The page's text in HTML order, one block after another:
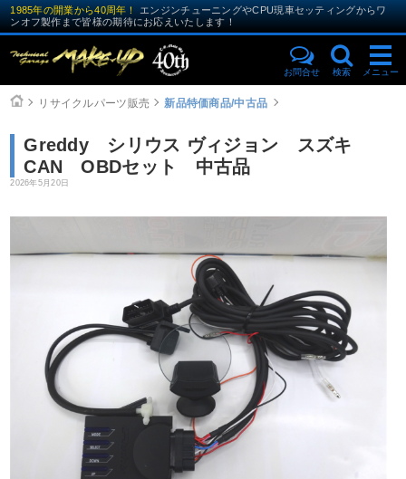
1985年の開業から40周年！
エンジンチューニングやCPU現車セッティングからワ
ンオフ製作まで皆様の期待にお応えいたします！
お問合せ 検索 メニュー
リサイクルパーツ販売 新品特価商品/中古品
Greddy シリウス ヴィジョン スズキ
CAN OBDセット 中古品
2026年5月20日